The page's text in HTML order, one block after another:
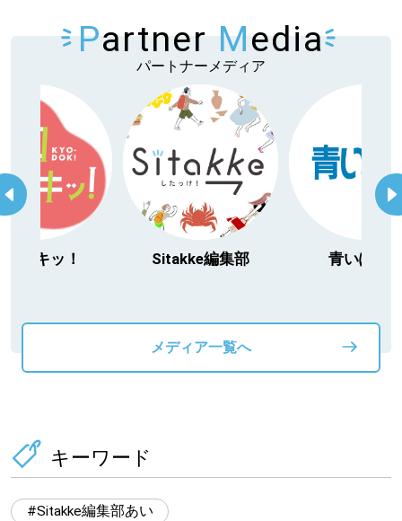
Partner Media
パートナーメディア
ッ！ Sitakke編集部 青いぽすと
メディア一覧へ
キーワード
Sitakke編集部あい